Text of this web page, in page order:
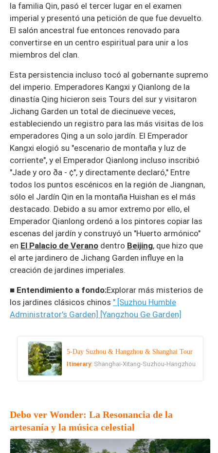
la familia Qin, pasó el tercer lugar en el examen
imperial y presentó una petición de que fue devuelto.
El salón ancestral fue entonces renovado para
convertirse en un centro espiritual para unir a los
miembros del clan.
Esta persistencia incluso tocó al gobernante supremo
del imperio. Emperadores Kangxi y Qianlong de la
dinastía Qing hicieron seis Tours del sur y visitaron
Jichang Garden un total de diecinueve veces,
estableciendo un registro para las más visitas de los
emperadores Qing a un solo jardín. El Emperador
Kangxi elogió su "escenario de montaña y luz de
corriente", y el Emperador Qianlong incluso inscribió
"Jade y oro ða - ¢", y directamente declaró," Entre
todos los puntos escénicos en la región de Jiangnan,
sólo el Jardín Qin en la montaña Huishan es el más
destacado. Debido a su amor extremo por ello, el
Emperador Qianlong ordenó a los pintores copiar las
escenas del jardín y construyó un "Huerto armónico"
en El Palacio de Verano dentro Beijing, que hizo que
el arte jardinero de Jichang Garden influye en la
creación de jardines imperiales.
■ Entendimiento a fondo:Explorar más misterios de
los jardines clásicos chinos " [Suzhou Humble
Administrator's Garden] [Yangzhou Ge Garden]
5-Day Suzhou & Hangzhou & Shanghai Tour
Itinerary: Shanghai-Xitang-Suzhou-Hangzhou
Debo ver Wonder: La Resonancia de la
artesanía y la música celestial